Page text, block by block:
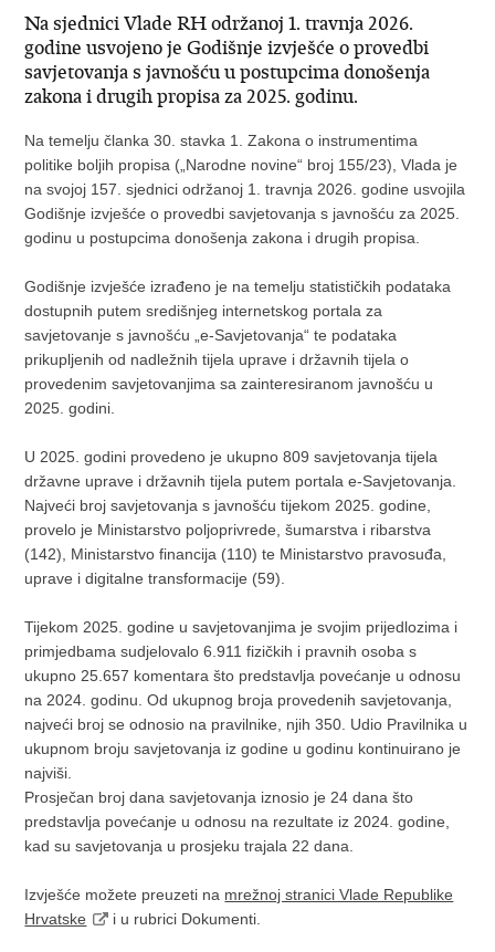
Na sjednici Vlade RH održanoj 1. travnja 2026.
godine usvojeno je Godišnje izvješće o provedbi
savjetovanja s javnošću u postupcima donošenja
zakona i drugih propisa za 2025. godinu.
Na temelju članka 30. stavka 1. Zakona o instrumentima
politike boljih propisa („Narodne novine“ broj 155/23), Vlada je
na svojoj 157. sjednici održanoj 1. travnja 2026. godine usvojila
Godišnje izvješće o provedbi savjetovanja s javnošću za 2025.
godinu u postupcima donošenja zakona i drugih propisa.
Godišnje izvješće izrađeno je na temelju statističkih podataka
dostupnih putem središnjeg internetskog portala za
savjetovanje s javnošću „e-Savjetovanja“ te podataka
prikupljenih od nadležnih tijela uprave i državnih tijela o
provedenim savjetovanjima sa zainteresiranom javnošću u
2025. godini.
U 2025. godini provedeno je ukupno 809 savjetovanja tijela
državne uprave i državnih tijela putem portala e-Savjetovanja.
Najveći broj savjetovanja s javnošću tijekom 2025. godine,
provelo je Ministarstvo poljoprivrede, šumarstva i ribarstva
(142), Ministarstvo financija (110) te Ministarstvo pravosuđa,
uprave i digitalne transformacije (59).
Tijekom 2025. godine u savjetovanjima je svojim prijedlozima i
primjedbama sudjelovalo 6.911 fizičkih i pravnih osoba s
ukupno 25.657 komentara što predstavlja povećanje u odnosu
na 2024. godinu. Od ukupnog broja provedenih savjetovanja,
najveći broj se odnosio na pravilnike, njih 350. Udio Pravilnika u
ukupnom broju savjetovanja iz godine u godinu kontinuirano je
najviši.
Prosječan broj dana savjetovanja iznosio je 24 dana što
predstavlja povećanje u odnosu na rezultate iz 2024. godine,
kad su savjetovanja u prosjeku trajala 22 dana.
Izvješće možete preuzeti na mrežnoj stranici Vlade Republike
Hrvatske
i u rubrici Dokumenti.